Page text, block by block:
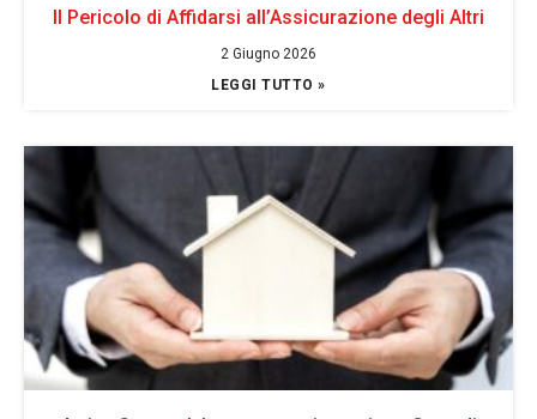
Il Pericolo di Affidarsi all’Assicurazione degli Altri
2 Giugno 2026
LEGGI TUTTO »